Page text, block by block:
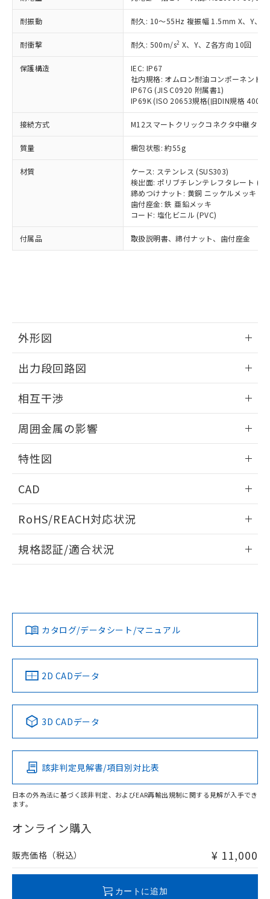
耐振動 耐久: 10～55Hz 複振幅 1.5mm X、Y、Z
耐衝撃 耐久: 500m/s2 X、Y、Z各方向 10回
保護構造
IEC: IP67
社内規格: オムロン耐油コンポーネント
IP67G (JIS C0920 附属書1)
IP69K (ISO 20653規格(旧DIN規格
接続方式 M12スマートクリックコネクタ中継タイ
質量 梱包状態: 約55g
材質
ケース: ステンレス (SUS303)
検出面: ポリブチレンテレフタレート
締めつけナット: 黄銅 ニッケルメッキ
歯付座金: 鉄 亜鉛メッキ
コード: 塩化ビニル (PVC)
付属品 取扱説明書、締付ナット、歯付座金
外形図
外形図
出力段回路図
出力段回路図
タイムチャート
相互干渉
相互干渉
A: 20mm以上、B: 15mm以上
周囲金属の影響
周囲金属の影響
上、n: 12mm以上
特性図
検出物体の大きさと材質による影響
検出領域
CAD
ドすることができます。
ログイン/会員登録
ダウンロードデータをご利用いただく前に、以下を必ずお読
みください。
ソフトウェアの使用条件
RoHS/REACH対応状況
EU RoHS 注意事項・凡例
対応済み
中国 RoHS 注意事項・凡例
Pb Hg Cd Cr(VI)
O
在庫等で未対応品が混在する可能性があります。
問い合わせください。
規格認証/適合状況
LR型式承認
（イギリス
船舶規格）
DNV型式承認
（ノルウェー
BV型式承認
（フランス
KR型式
（韓国
No No No No
この製品の規格認証/適合状況ページへ
その他の認証はこちらのページからご検索ください
カタログ/データシート/マニュアル
2D CADデータ
3D CADデータ
該非判定見解書/項目別対比表
日本の外為法に基づく該非判定、およびEAR再輸出規制に関する見解が入手でき
ます。
オンライン購入
販売価格（税込） ¥ 11,000
カートに追加
在庫状況および標準価格照会結果は、
記載している更新日時点での社内デー
覧された時点での実際の在庫および標
準価格とは異なる場合があることをご
了承ください。
正式な納期状況および標準価格はお客
様のお取引先、またはお客様担当のオ
ムロン制御機器販売店・当社販売員に
オムロン制御機器販売店や当社販売拠
販売ネットワーク
」をご確認
在庫状況および標準価格結果を当社の
事前の承諾なく第三者に漏洩または開
示しないようお願いします。
マイパーツ機能（部品リスト作成サー
ビス）をご利用いただくには、I-Web
メンバーズにご登録されている必要が
をご了承ください。
指します。
*EU RoHS指令（10物質）：
鉛(Pb) 1000ppm以下、 水銀(Hg) 1000ppm以下、 カド
ミウム(Cd) 100ppm以下、
六価クロム(Cr(Ⅵ)) 1000ppm以下、ポリ臭化ビフェニル
類(PBB) 1000ppm以下、ポリ臭化ジフェニルエーテル類
(PBDE) 1000ppm以下、フタル酸ビス(2-エチルヘキシ
ル) (DEHP)(別名：DOP) 1000ppm以下、フタル酸ブチ
ルベンジル（BBP） 1000ppm以下、フタル酸ジブチル
（DBP） 1000ppm以下、フタル酸ジイソブチル
但し、RoHS指令で産業用監視および制御機器に対する
適用除外項目は除く。
部品在庫の切り替え状況などにより、予定
月が前後することがあります。
51物質の非含有証明書（当社基準）
※本証明書は発行日時点で非含有を証明す
るもので、過去に遡って非含有を証明する
また、RoHS指令のフタル酸エステル類４
物質の対応では、対応完了までの期間は出
荷製品に未対応品が混在することから備考
欄に対応日を記載しておりました。
既に当社にて対応品への在庫切替を完了
していることから、特段のことがない限
い合わせください。
*中国RoHS10物質の基準値 (GB/T26572)：
Pb(鉛) :1000ppm、 Hg(水銀) : 1000ppm、 Cd(カドミウ
ニル類) : 1000ppm、 PBDEs(ポリ臭化ジフェニルエーテ
DBP(フタル酸ジブチル) : 1000ppm、 DIBP(フタル酸ジ
イソブチル) : 1000ppm、 BBP(フタル酸ブチルベンジ
DEHP(フタル酸ビス(2-エチルヘキシル)) : 1000ppm
※2 環境保護使用期限
「ｅ」：有害物質（10物質）のすべてが基
準値以下であることを示します。
「10」：通常の使用状況下において有害物
質が外部に漏えいし、環境に深刻な影響を
及ぼさない年数を意味します。
「－」：未確認です。当社販売部門へお問
い合わせください。
（以下｢規制貨物等」という）を輸出
または国外への提供する場合は、日本
国政府の輸出許可(または役務取引許
可)を取得するなどの必要な手続きを
当社は規制貨物を破棄する場合は、完
全に破砕するなど、違法に輸出されな
いよう必要な手段を講じます。
当社は貴社製品を、核兵器、ミサイ
ル、化学兵器、生物兵器またはその他
武器並びにこれらの製造装置等に一切
使用いたしません。
場合は、上記1、2および3の内容を当
該第三者に通知します。また当社は、
販売先および販売に係わる関係者が違
法に輸出するおそれがある場合は、取
り引きをいたしません。
一定数以上の在庫あり
一定数には満たないが在庫あり
在庫なし(最新の在庫状況につ
いては、お客様のお取引先、ま
たはお客様担当のオムロン制御
機器販売店・当社販売員にご確
認ください)
受注生産機種、また在庫状況の
情報を公開していない機種